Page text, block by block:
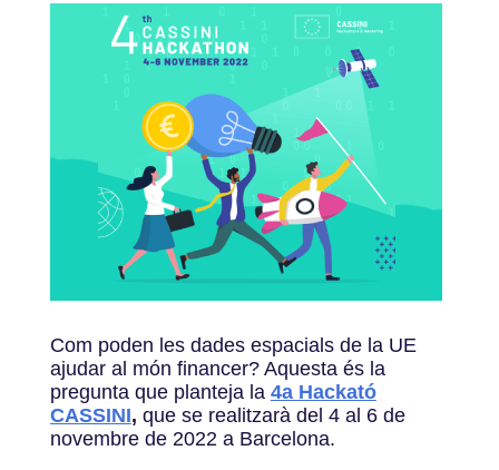
Com poden les dades espacials de la UE
ajudar al món financer? Aquesta és la
pregunta que planteja la 4a Hackató
CASSINI, que se realitzarà del 4 al 6 de
novembre de 2022 a Barcelona.